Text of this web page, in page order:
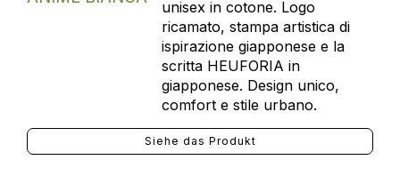
unisex in cotone. Logo
ricamato, stampa artistica di
ispirazione giapponese e la
scritta HEUFORIA in
giapponese. Design unico,
comfort e stile urbano.
Siehe das Produkt